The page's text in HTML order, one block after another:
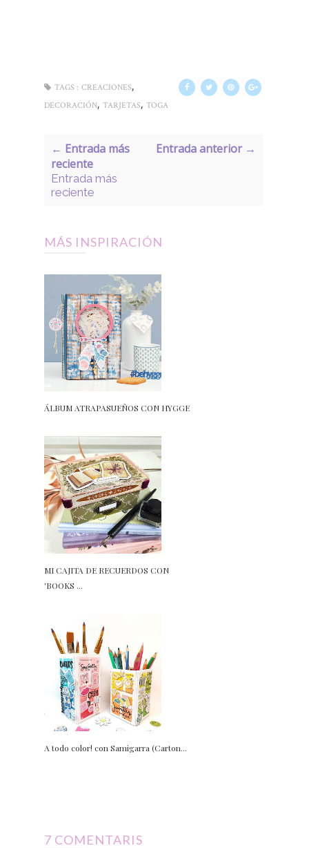
TAGS : CREACIONES,
DECORACIÓN, TARJETAS, TOGA
← Entrada más
reciente
Entrada más
reciente
Entrada anterior →
MÁS INSPIRACIÓN
ÁLBUM ATRAPASUEÑOS CON HYGGE
MI CAJITA DE RECUERDOS CON
'BOOKS ...
A todo color! con Samigarra (Carton...
7 COMENTARIS